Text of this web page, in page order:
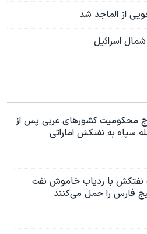
از الماجد شد
اسرائیل
محکومیت کشورهای عربی پس از
سپاه به نفتکش اماراتی
۵۶ نفتکش با ردیاب خاموش نفت
فارس را حمل می‌کنند